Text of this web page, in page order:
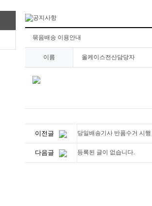
묶음배송 이용안내
이름 올케이스전산담당자
이전글 당일배송기사 반품수거 시행
다음글 등록된 글이 없습니다.